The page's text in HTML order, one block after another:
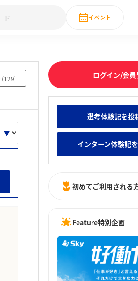
なの新卒就職人気企業ランキング みんな
卒 IT・DX現場社員インタビュー
イベント
直近の
(129)
ログイン/会員
選考体験記を投
インターン体験記
初めてご利用される
Feature特別企画